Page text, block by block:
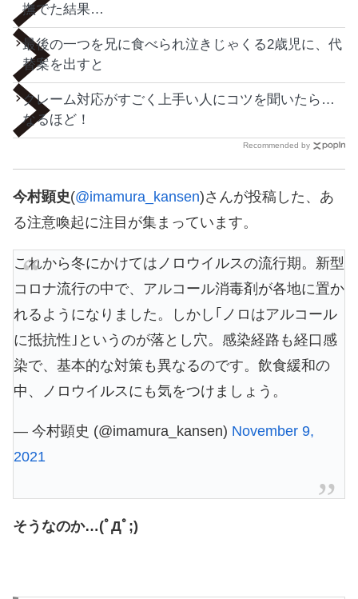
撫でた結果…
最後の一つを兄に食べられ泣きじゃくる2歳児に、代
替案を出すと
クレーム対応がすごく上手い人にコツを聞いたら…
なるほど！
Recommended by
今村顕史(@imamura_kansen)さんが投稿した、あ
る注意喚起に注目が集まっています。
これから冬にかけてはノロウイルスの流行期。新型
コロナ流行の中で、アルコール消毒剤が各地に置か
れるようになりました。しかし｢ノロはアルコール
に抵抗性｣というのが落とし穴。感染経路も経口感
染で、基本的な対策も異なるのです。飲食緩和の
中、ノロウイルスにも気をつけましょう。
— 今村顕史 (@imamura_kansen) November 9,
2021
そうなのか…(ﾟДﾟ;)